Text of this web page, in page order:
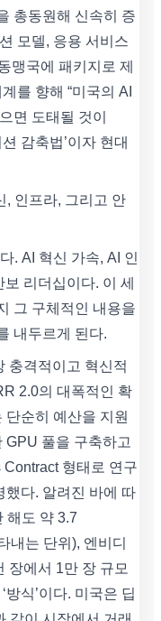
총동원해 신속히 증
모델, 응용 서비스
맹국에 패키지로 제
를 향해 “미국의 AI
면 도태될 것이
감축법’이자 현대
, 인프라, 그리고 안
. AI 혁신 가속, AI 인
리더십이다. 이 세
그 구체적인 내용을
내두르게 된다.
충격적이고 혁신적
2.0의 대폭적인 확
단순히 예산을 지원
GPU 풀을 구축하고
형태로 연구
했다. 알려진 바에 따
해도 약 3.7
내는 단위), 엔비디
장에서 1만 장 규모
식’이다. 미국은 딥